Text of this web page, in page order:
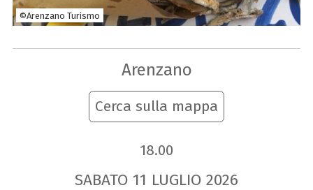
©Arenzano Turismo
Arenzano
Cerca sulla mappa
18.00
SABATO 11 LUGLIO 2026